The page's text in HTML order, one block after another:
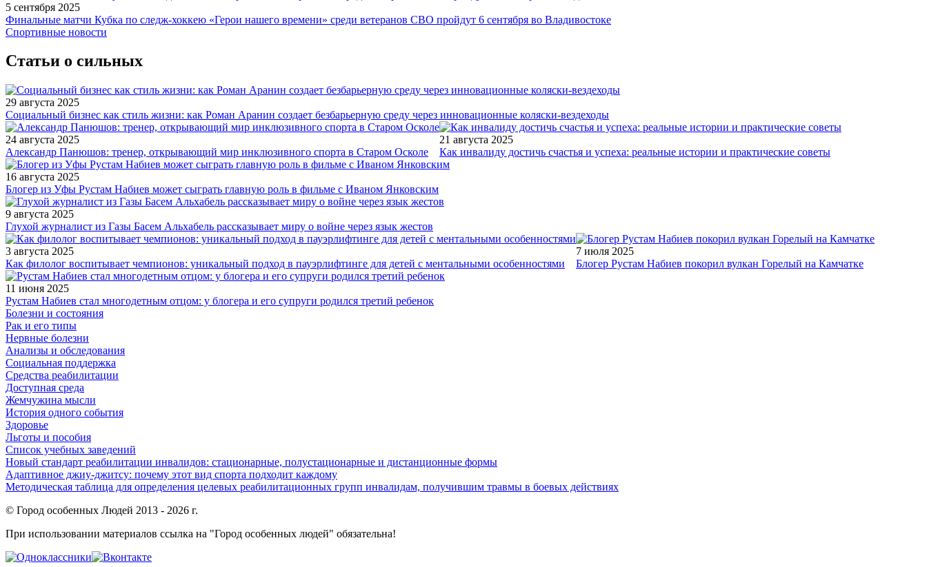
5 сентября 2025
Финальные матчи Кубка по следж-хоккею «Герои нашего времени» среди ветеранов СВО пройдут 6 сентября во Владивостоке
Спортивные новости
Статьи о сильных
29 августа 2025
Социальный бизнес как стиль жизни: как Роман Аранин создает безбарьерную среду через инновационные коляски-вездеходы
24 августа 2025
Александр Панюшов: тренер, открывающий мир инклюзивного спорта в Старом Осколе
21 августа 2025
Как инвалиду достичь счастья и успеха: реальные истории и практические советы
16 августа 2025
Блогер из Уфы Рустам Набиев может сыграть главную роль в фильме с Иваном Янковским
9 августа 2025
Глухой журналист из Газы Басем Альхабель рассказывает миру о войне через язык жестов
3 августа 2025
Как филолог воспитывает чемпионов: уникальный подход в пауэрлифтинге для детей с ментальными особенностями
7 июля 2025
Блогер Рустам Набиев покорил вулкан Горелый на Камчатке
11 июня 2025
Рустам Набиев стал многодетным отцом: у блогера и его супруги родился третий ребенок
Болезни и состояния
Рак и его типы
Нервные болезни
Анализы и обследования
Социальная поддержка
Средства реабилитации
Доступная среда
Жемчужина мысли
История одного события
Здоровье
Льготы и пособия
Список учебных заведений
Новый стандарт реабилитации инвалидов: стационарные, полустационарные и дистанционные формы
Адаптивное джиу-джитсу: почему этот вид спорта подходит каждому
Методическая таблица для определения целевых реабилитационных групп инвалидам, получившим травмы в боевых действиях
© Город особенных Людей 2013 - 2026 г.
При использовании материалов ссылка на "Город особенных людей" обязательна!